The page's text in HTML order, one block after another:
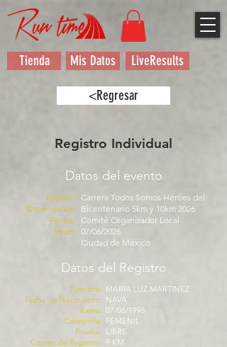
Tienda Mis Datos LiveResults
<Regresar
Registro Individual
Datos del evento
Evento:
Organizador:
Fecha:
Sede:
Carrera Todos Somos Héroes del
Bicentenario 5km y 10km 2026
Comité Organizador Local
07/06/2026
Ciudad de México
Datos del Registro
Nombre:
Fecha de Nacimiento:
Rama:
Categoría:
Prueba:
Correo de Registro:
MARIA LUZ MARTINEZ
NAVA
07/06/1995
FEMENIL
LIBRE
9 KM